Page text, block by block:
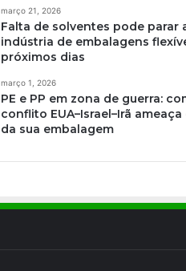
março 21, 2026
Falta de solventes pode parar
indústria de embalagens
próximos dias
março 1, 2026
PE e PP em zona de guerra:
conflito EUA–Israel–Irã
da sua embalagem